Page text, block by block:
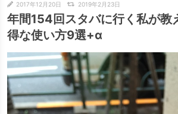
2017年12月20日 2019年2月23日
年間154回スタバに行く私が教
得な使い方9選+α